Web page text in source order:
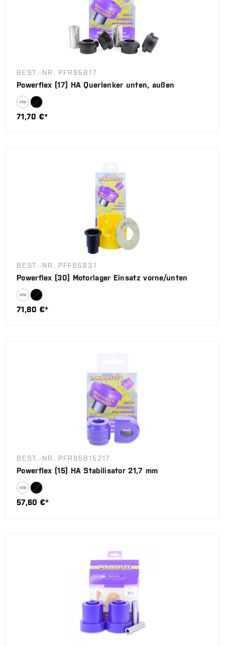
BEST.-NR. PFR85817
Powerflex (17) HA Querlenker unten, außen
71,70 €*
BEST.-NR. PFF85831
Powerflex (30) Motorlager Einsatz vorne/unten
71,80 €*
BEST.-NR. PFR85815217
Powerflex (15) HA Stabilisator 21,7 mm
57,60 €*